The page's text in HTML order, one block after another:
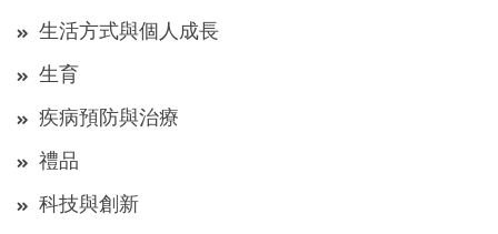
生活方式與個人成長
生育
疾病預防與治療
禮品
科技與創新